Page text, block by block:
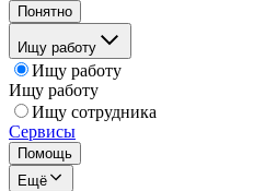
Понятно
Ищу работу
Ищу работу
Ищу работу
Ищу сотрудника
Сервисы
Помощь
Ещё